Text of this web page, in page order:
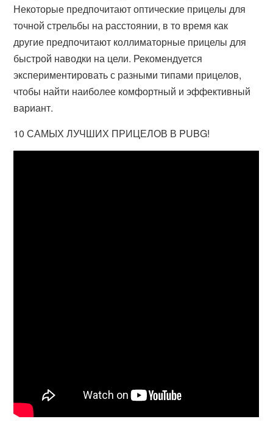
Некоторые предпочитают оптические прицелы для
точной стрельбы на расстоянии, в то время как
другие предпочитают коллиматорные прицелы для
быстрой наводки на цели. Рекомендуется
экспериментировать с разными типами прицелов,
чтобы найти наиболее комфортный и эффективный
вариант.
10 САМЫХ ЛУЧШИХ ПРИЦЕЛОВ В PUBG!